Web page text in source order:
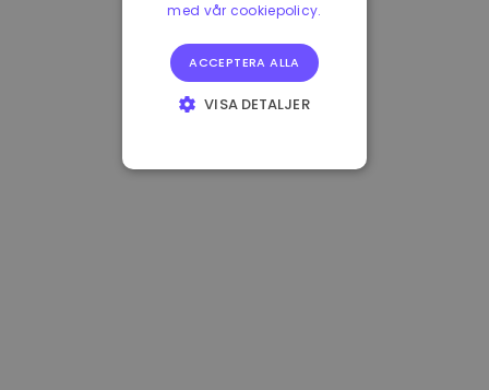
med vår cookiepolicy.
ACCEPTERA ALLA
VISA DETALJER